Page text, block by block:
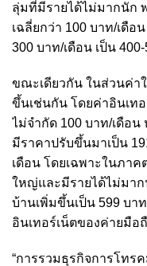
ลุ่มที่มีรายได้ไม่มากนัก
เฉลี่ยกว่า 100 บาท/เดือ
300 บาท/เดือน เป็น
ขณะเดียวกัน ในส่วนค่า
ขึ้นเช่นกัน โดยค่าอินเท
ไม่จำกัด 100 บาท/เดือ
มีราคาปรับขึ้นมาเป็น
เดือน โดยเฉพาะในภา
ใหญ่และมีรายได้ไม่มาก
บ้านเพิ่มขึ้นเป็น 599
อินเทอร์เน็ตของค่ายมื
“การรวมธุรกิจการโทร